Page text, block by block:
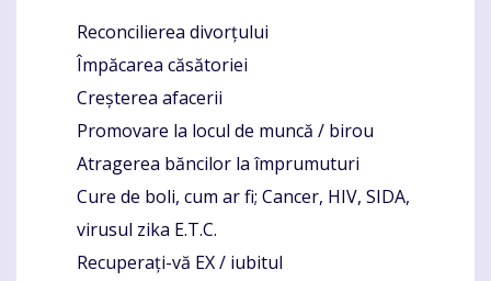
Reconcilierea divorțului
Împăcarea căsătoriei
Creșterea afacerii
Promovare la locul de muncă / birou
Atragerea băncilor la împrumuturi
Cure de boli, cum ar fi; Cancer, HIV, SIDA,
virusul zika E.T.C.
Recuperați-vă EX / iubitul